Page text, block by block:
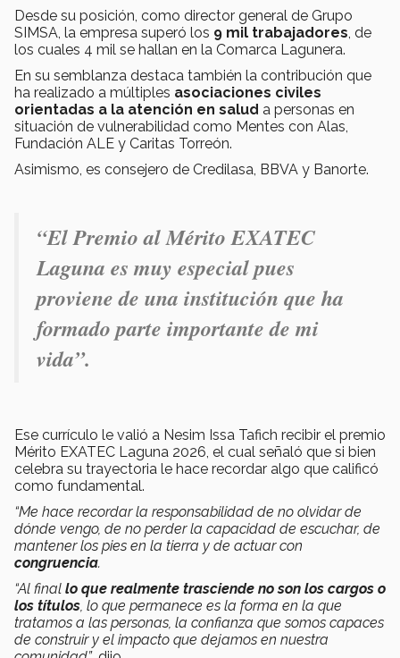
Desde su posición, como director general de Grupo
SIMSA, la empresa superó los 9 mil trabajadores, de
los cuales 4 mil se hallan en la Comarca Lagunera.
En su semblanza destaca también la contribución que
ha realizado a múltiples asociaciones civiles
orientadas a la atención en salud a personas en
situación de vulnerabilidad como Mentes con Alas,
Fundación ALE y Caritas Torreón.
Asimismo, es consejero de Credilasa, BBVA y Banorte.
“El Premio al Mérito EXATEC
Laguna es muy especial pues
proviene de una institución que ha
formado parte importante de mi
vida”.
Ese currículo le valió a Nesim Issa Tafich recibir el premio
Mérito EXATEC Laguna 2026, el cual señaló que si bien
celebra su trayectoria le hace recordar algo que calificó
como fundamental.
“Me hace recordar la responsabilidad de no olvidar de
dónde vengo, de no perder la capacidad de escuchar, de
mantener los pies en la tierra y de actuar con
congruencia.
“Al final lo que realmente trasciende no son los cargos o
los títulos, lo que permanece es la forma en la que
tratamos a las personas, la confianza que somos capaces
de construir y el impacto que dejamos en nuestra